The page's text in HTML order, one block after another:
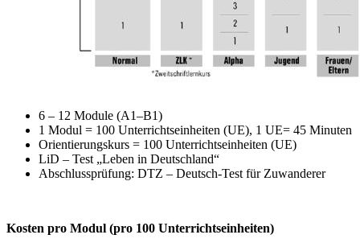
6 – 12 Module (A1–B1)
1 Modul = 100 Unterrichtseinheiten (UE), 1 UE= 45 Minuten
Orientierungskurs = 100 Unterrichtseinheiten (UE)
LiD – Test „Leben in Deutschland“
Abschlussprüfung: DTZ – Deutsch-Test für Zuwanderer
Kosten pro Modul (pro 100 Unterrichtseinheiten)